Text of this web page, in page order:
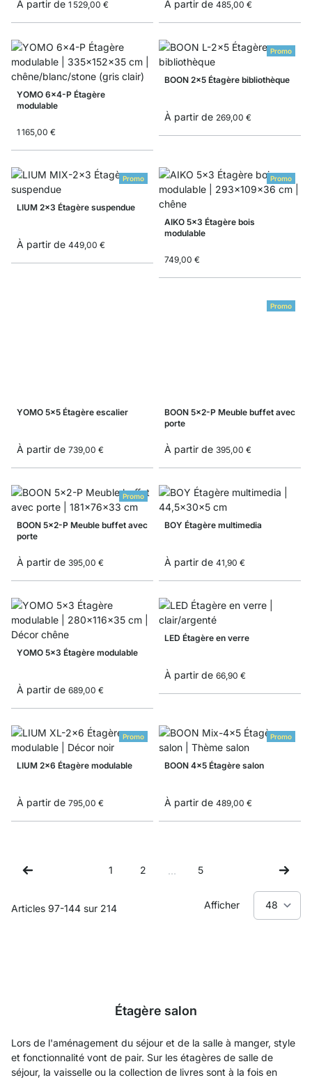
À partir de 1 529,00 € À partir de 485,00 €
YOMO 6x4-P Étagère
modulable
1 165,00 €
Promo
BOON 2x5 Étagère bibliothèque
À partir de 269,00 €
Promo
LIUM 2x3 Étagère suspendue
À partir de 449,00 €
Promo
AIKO 5x3 Étagère bois
modulable
749,00 €
YOMO 5x5 Étagère escalier
À partir de 739,00 €
Promo
BOON 5x2-P Meuble buffet avec
porte
À partir de 395,00 €
Promo
BOON 5x2-P Meuble buffet avec
porte
À partir de 395,00 €
BOY Étagère multimedia
À partir de 41,90 €
YOMO 5x3 Étagère modulable
À partir de 689,00 €
LED Étagère en verre
À partir de 66,90 €
Promo
LIUM 2x6 Étagère modulable
À partir de 795,00 €
Promo
BOON 4x5 Étagère salon
À partir de 489,00 €
Articles 97-144 sur 214
Page
1
Page
2 …
Page
5
Afficher
Étagère salon
Lors de l'aménagement du séjour et de la salle à manger, style
et fonctionnalité vont de pair. Sur les étagères de salle de
séjour, la vaisselle ou la collection de livres sont à la fois en